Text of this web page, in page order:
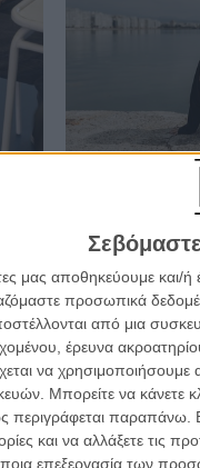
μας αποθηκεύουμε
προσωπικά
από μια
έρευνα
να
Μπορείτε να κάνετε
περιγράφεται παραπάνω.
και να αλλάξετε τις
επεξεργασία των
τον
ΦΕΣΤΙΒΑΛ /
28o Φεστιβάλ
and pitch
Την Κυριακή η Αγορά
ξαποσταίνει, αλλά
ένα όσο γίνεται
Flix Team